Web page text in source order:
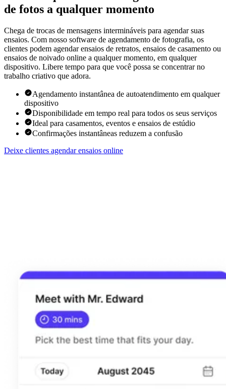
de fotos a qualquer momento
Chega de trocas de mensagens intermináveis para agendar suas
ensaios. Com nosso software de agendamento de fotografia, os
clientes podem agendar ensaios de retratos, ensaios de casamento ou
ensaios de noivado online a qualquer momento, em qualquer
dispositivo. Libere tempo para que você possa se concentrar no
trabalho criativo que adora.
Agendamento instantânea de autoatendimento em qualquer
dispositivo
Disponibilidade em tempo real para todos os seus serviços
Ideal para casamentos, eventos e ensaios de estúdio
Confirmações instantâneas reduzem a confusão
Deixe clientes agendar ensaios online